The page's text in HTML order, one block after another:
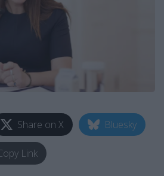
Share on X Bluesky
Link